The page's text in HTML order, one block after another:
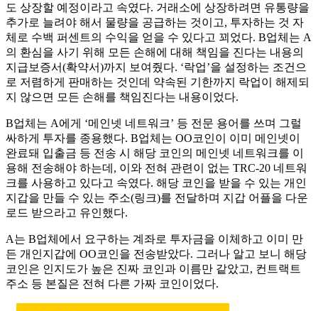
도 상장할 예정이라고 속였다. 거래소에 상장하려면 유통량을
추가로 늘려야 해서 물량을 공급하는 것이고, 투자하는 것 자
체로 수백 퍼센트의 수익을 얻을 수 있다고 꾀었다. B업체는 A
의 환심을 사기 위해 모든 손해에 대해 책임을 진다는 내용의
지급보증서(확약서)까지 보여줬다. ‘락업’을 설정하는 조건으
로 저렴하게 판매하는 것인데 약속된 기한까지 락업이 해제되
지 않으면 모든 손해를 책임진다는 내용이었다.
B업체는 A에게 ‘메인넷 네트워크’ 등 전문 용어를 쓰며 그럴
싸하게 투자를 종용했다. B업체는 OO코인이 이미 메인넷이
완료돼 입출금 등 전송 시 해당 코인의 메인넷 네트워크를 이
용해 전송해야 하는데, 이와 전혀 관련이 없는 TRC-20 네트워
크를 사용하고 있다고 속였다. 해당 코인을 받을 수 있는 개인
지갑을 만들 수 있는 주소(링크)를 전달하며 지갑 어플을 다운
로드 받으라고 유인했다.
A는 B업체에서 요구하는 계좌로 투자금을 이체하고 이미 만
든 개인지갑에 OO코인을 전송받았다. 그러나 알고 보니 해당
코인은 인지도가 높은 진짜 코인과 이름만 같았고, 컨트랙트
주소 등 본질은 전혀 다른 가짜 코인이었다.